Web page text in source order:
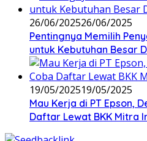
26/06/202526/06/2025
Pentingnya Memilih
untuk Kebutuhan Besar
19/05/202519/05/2025
Mau Kerja di PT Epson,
Daftar Lewat BKK Mitra